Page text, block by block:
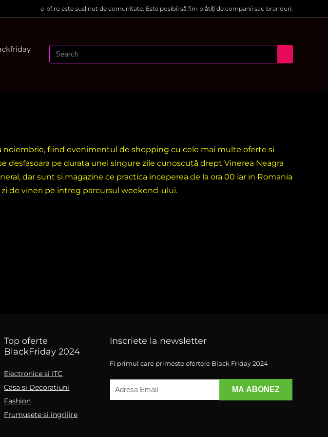
e-bf.ro este susținut de comunitate. Este posibil să fim plătiți de companii sau branduri.
noiembrie, fiind evenimentul de shopping cu cele mai multe oferte si
desfasoara pe durata unei singure zile cunoscută drept Vinerea Neagra
dar sunt si magazine ce practica inceperea de la ora 00 iar in Romania
de vineri pe intreg parcursul weekend-ului.
Top oferte
BlackFriday 2024
Electronice si ITC
Casa si Decoratiuni
Fashion
Frumusete si ingrijire
Inscriete la newsletter
Fi primul care primeste ofertele Black Friday 2024